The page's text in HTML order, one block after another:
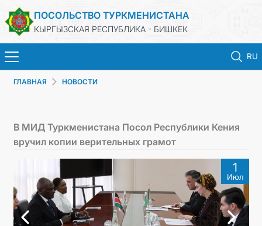
ПОСОЛЬСТВО ТУРКМЕНИСТАНА
КЫРГЫЗСКАЯ РЕСПУБЛИКА - БИШКЕК
RU
ТУРКМЕНИСТАН
ПРАЗДНИЧНЫЕ И ПАМЯТНЫЕ ДНИ
КОНСУЛЬСКИЕ УСЛУГИ
ГЛАВНАЯ НОВОСТИ
В МИД Туркменистана Посол Республики Кения
вручил копии верительных грамот
1
Июл